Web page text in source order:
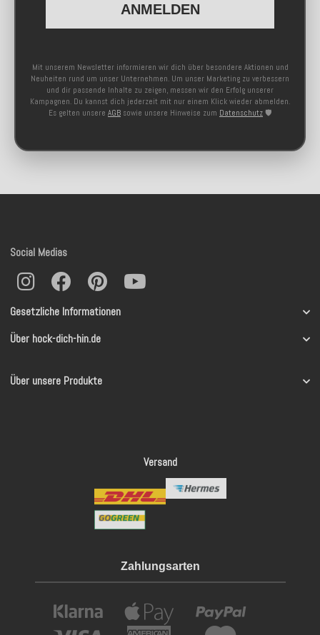
ANMELDEN
Mit unserem Newsletter informieren wir dich über besondere Aktionen und
Neuheiten rund um unser Unternehmen. Um unser Marketing zu verbessern
und dir passende Inhalte zu zeigen, messen wir den Erfolg unserer
Kampagnen. Du kannst dich jederzeit mit nur einem Klick wieder abmelden.
Es gelten unsere AGB sowie unsere Hinweise zum Datenschutz 🛡️
Gesetzliche Informationen
Über hock-dich-hin.de
Über unsere Produkte
Social Medias
Versand
Zahlungsarten